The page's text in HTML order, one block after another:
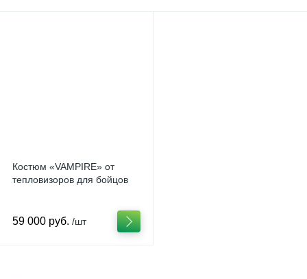
Костюм «VAMPIRE» от
тепловизоров для бойцов
59 000 руб. /шт